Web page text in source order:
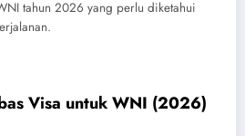
tahun 2026 yang perlu diketahui
Visa untuk WNI (2026)